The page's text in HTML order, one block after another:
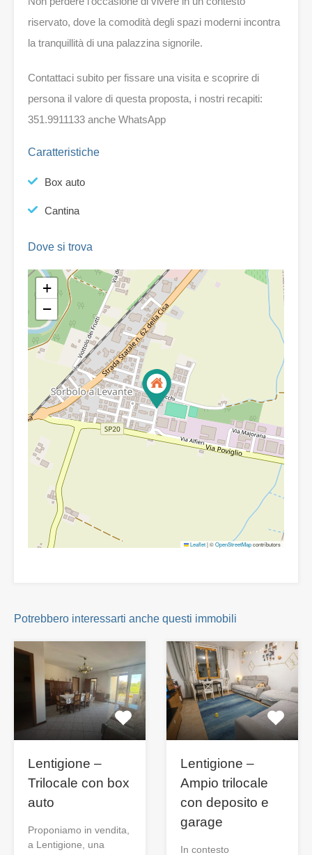
riservato, dove la comodità degli spazi moderni incontra
la tranquillità di una palazzina signorile.
Contattaci subito per fissare una visita e scoprire di
persona il valore di questa proposta, i nostri recapiti:
351.9911133 anche WhatsApp
Caratteristiche
Box auto
Cantina
Dove si trova
+
−
Leaflet|©OpenStreetMapcontributors
Potrebbero interessarti anche questi immobili
Lentigione –
Trilocale con box
auto
Proponiamo in vendita,
a Lentigione, una
Lentigione –
Ampio trilocale
con deposito e
garage
In contesto